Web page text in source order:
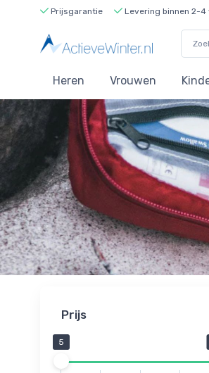
Prijsgarantie Levering binnen 2-4
Heren Vrouwen
Prijs
5